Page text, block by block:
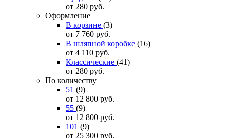
от 280 руб.
Оформление
В корзине (3)
от 7 760 руб.
В шляпной коробке (16)
от 4 110 руб.
Классические (41)
от 280 руб.
По количеству
51 (9)
от 12 800 руб.
55 (9)
от 12 800 руб.
101 (9)
от 25 300 руб.